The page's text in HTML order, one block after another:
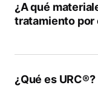
¿A qué
tratamiento por
¿Qué es URC®?